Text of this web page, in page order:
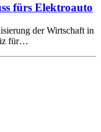
fürs Elektroauto
der Wirtschaft in
für…